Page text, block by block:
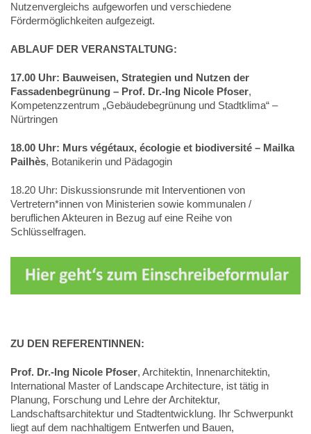
Nutzenvergleichs aufgeworfen und verschiedene
Fördermöglichkeiten aufgezeigt.
ABLAUF DER VERANSTALTUNG:
17.00 Uhr: Bauweisen, Strategien und Nutzen der
Fassadenbegrünung – Prof. Dr.-Ing Nicole Pfoser,
Kompetenzzentrum „Gebäudebegrünung und Stadtklima“ –
Nürtringen
18.00 Uhr: Murs végétaux, écologie et biodiversité – Mailka
Pailhès, Botanikerin und Pädagogin
18.20 Uhr: Diskussionsrunde mit Interventionen von
Vertretern*innen von Ministerien sowie kommunalen /
beruflichen Akteuren in Bezug auf eine Reihe von
Schlüsselfragen.
ZU DEN REFERENTINNEN:
Prof. Dr.-Ing Nicole Pfoser, Architektin, Innenarchitektin,
International Master of Landscape Architecture, ist tätig in
Planung, Forschung und Lehre der Architektur,
Landschaftsarchitektur und Stadtentwicklung. Ihr Schwerpunkt
liegt auf dem nachhaltigem Entwerfen und Bauen,